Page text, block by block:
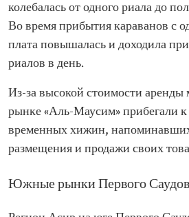
колебалась от одного риала до
Во время прибытия караванов с
плата повышалась и доходила
риалов в день.
Из-за высокой стоимости аренды
рынке «Аль-Маусим» прибегали
временных хижин,
размещения и продажи своих
Южные рынки Первого